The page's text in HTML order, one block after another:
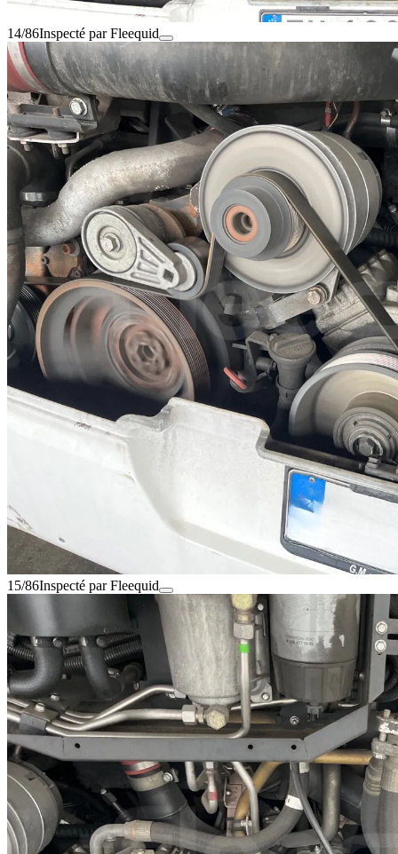
14/86Inspecté par Fleequid
15/86Inspecté par Fleequid